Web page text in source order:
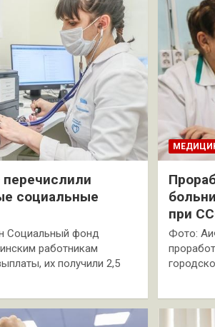
социальные
Социальный фонд
работникам
их получили 2,5
при
Фото: